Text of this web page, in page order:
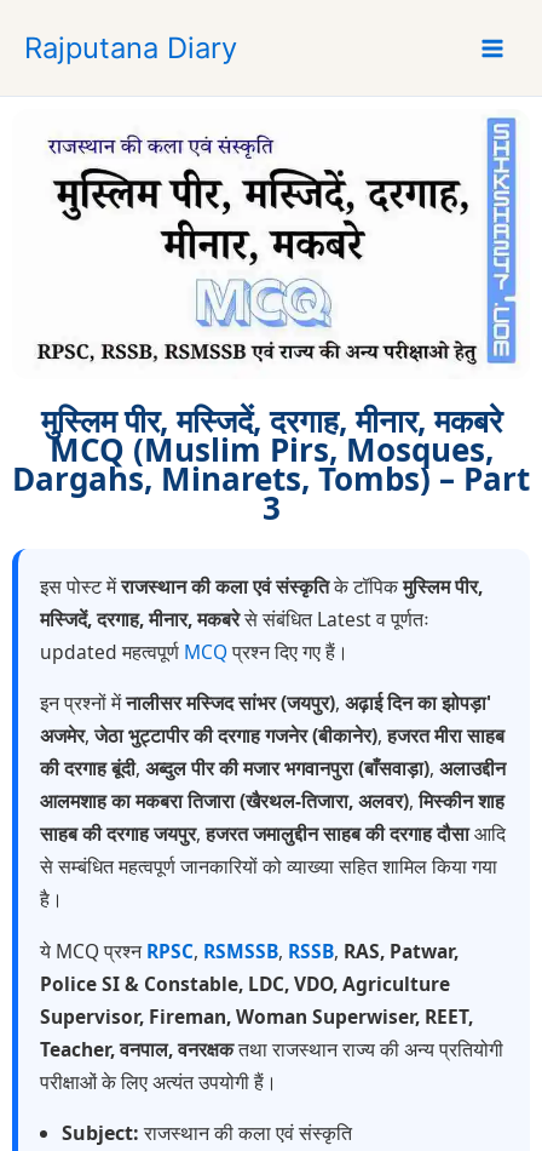
p
Rajputana Diary
मुस्लिम पीर, मस्जिदें, दरगाह, मीनार, मकबरे
MCQ (Muslim Pirs, Mosques,
Dargahs, Minarets, Tombs) – Part
3
इस पोस्ट मेंराजस्थान की कला एवं संस्कृतिके टॉपिकमुस्लिम पीर,
मस्जिदें, दरगाह, मीनार, मकबरेसे संबंधित Latest व पूर्णतः
updated महत्वपूर्ण MCQप्रश्न दिए गए हैं।
इन प्रश्नों मेंनालीसर मस्जिद सांभर (जयपुर), अढ़ाई दिन का झोपड़ा'
अजमेर,जेठा भुट्टापीर की दरगाह गजनेर (बीकानेर),हजरत मीरा साहब
की दरगाह बूंदी, अब्दुल पीर की मजार भगवानपुरा (बाँसवाड़ा), अलाउद्दीन
आलमशाह का मकबरा तिजारा (खैरथल-तिजारा, अलवर),मिस्कीन शाह
साहब की दरगाह जयपुर,हजरत जमालुद्दीन साहब की दरगाह दौसाआदि
से सम्बंधित महत्वपूर्ण जानकारियों को व्याख्या सहित शामिल किया गया
है।
ये MCQ प्रश्नRPSC, RSMSSB, RSSB, RAS, Patwar,
Police SI & Constable, LDC, VDO, Agriculture
Supervisor, Fireman, Woman Superwiser, REET,
Teacher, वनपाल, वनरक्षकतथा राजस्थान राज्य की अन्य प्रतियोगी
परीक्षाओं के लिए अत्यंत उपयोगी हैं।
Subject:राजस्थान की कला एवं संस्कृति